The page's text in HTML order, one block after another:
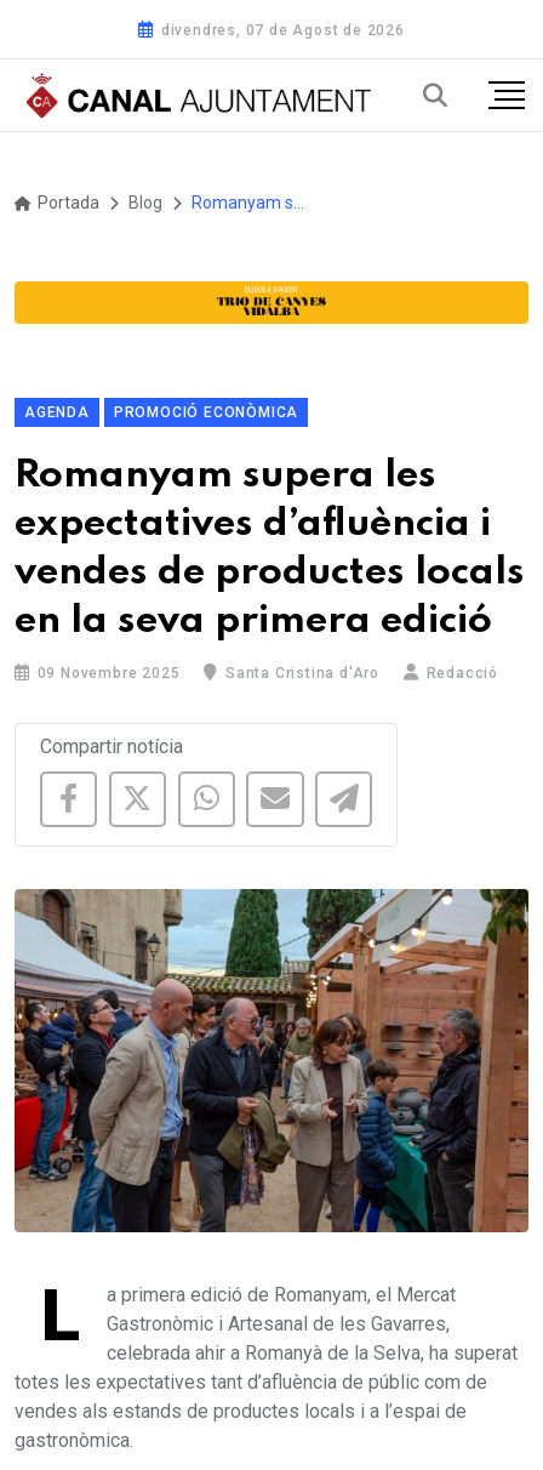
divendres, 07 de Agost de 2026
Portada Blog
AGENDA PROMOCIÓ ECONÒMICA
Romanyam supera les
expectatives d’afluència i
vendes de productes locals
en la seva primera edició
09 Novembre 2025 Santa Cristina d'Aro Redacció
Compartir notícia
L
a primera edició de Romanyam, el Mercat
Gastronòmic i Artesanal de les Gavarres,
celebrada ahir a Romanyà de la Selva, ha superat
totes les expectatives tant d’afluència de públic com de
vendes als estands de productes locals i a l’espai de
gastronòmica.